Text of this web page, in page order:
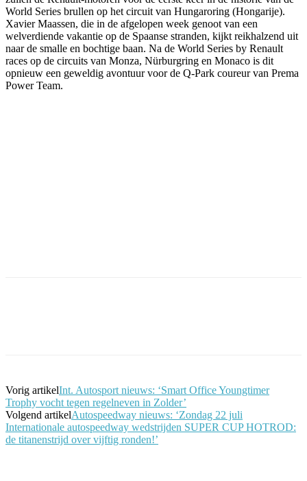
World Series brullen op het circuit van Hungaroring (Hongarije).
Xavier Maassen, die in de afgelopen week genoot van een
welverdiende vakantie op de Spaanse stranden, kijkt reikhalzend uit
naar de smalle en bochtige baan. Na de World Series by Renault
races op de circuits van Monza, Nürburgring en Monaco is dit
opnieuw een geweldig avontuur voor de Q-Park coureur van Prema
Power Team.
Vorig artikelInt. Autosport nieuws: ‘Smart Office Youngtimer
Trophy vocht tegen regelneven in Zolder’
Volgend artikelAutospeedway nieuws: ‘Zondag 22 juli
Internationale autospeedway wedstrijden SUPER CUP HOTROD:
de titanenstrijd over vijftig ronden!’